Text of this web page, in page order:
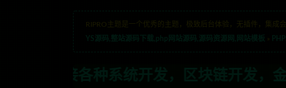
RIPRO主题是一个优秀的主题，极致后台体验，无插件，集成
YS源码,整站源码下载,php网站源码,源码资源网,网站模板
统开发，区块链开发，金融理财系统